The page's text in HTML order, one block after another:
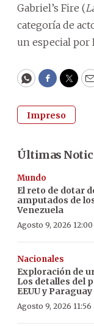
Gabriel’s Fire (
categoría de
un especial por
WhatsApp
Impreso
Últimas
Mundo
El reto de dotar
amputados de
Venezuela
Agosto 9, 2026 12:00
Nacionales
Exploración de
Los detalles del
EEUU y Paraguay
Agosto 9, 2026 11:56